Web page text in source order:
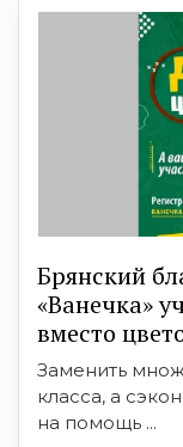
Брянский
«Ванечка»
вместо
Заменить
класса, а
на помощь ...